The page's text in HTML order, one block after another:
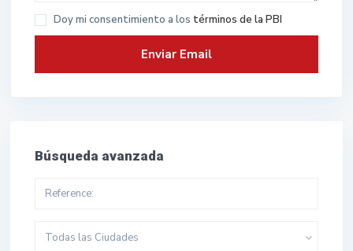
Doy mi consentimiento a los términos de la PBI
Búsqueda avanzada
Todas las Ciudades